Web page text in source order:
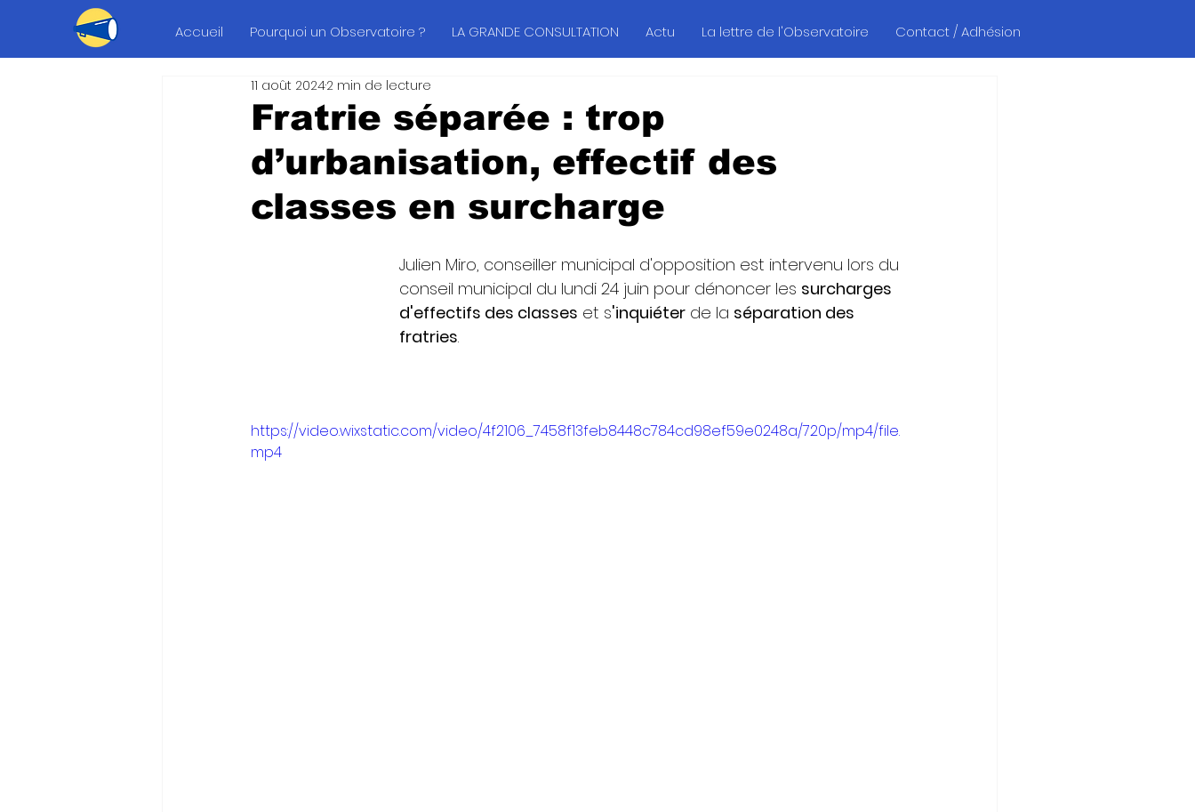
Accueil Pourquoi un Observatoire ? LA GRANDE CONSULTATION Actu La lettre de l'Observatoire Contact / Adhésion
Fratrie séparée : trop
d’urbanisation, effectif des
classes en surcharge
11 août 20242 min de lecture
Julien Miro, conseiller municipal d'opposition est intervenu lors du
conseil municipal du lundi 24 juin pour dénoncer les surcharges
d'effectifs des classes et s'inquiéter de la séparation des
fratries.
https://video.wixstatic.com/video/4f2106_7458f13feb8448c784cd98ef59e0248a/720p/mp4/file.
mp4